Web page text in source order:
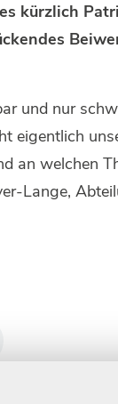
kürzlich
und nur
eigentlich
an welchen
Lange,